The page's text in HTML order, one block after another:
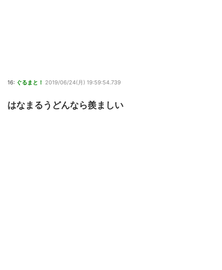
16: ぐるまと！ 2019/06/24(月) 19:59:54.739
はなまるうどんなら羨ましい